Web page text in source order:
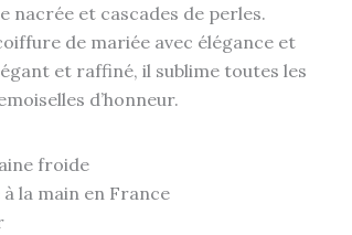
nacrée et cascades de perles.
de mariée avec élégance et
et raffiné, il sublime toutes les
d’honneur.
froide
à la main en France